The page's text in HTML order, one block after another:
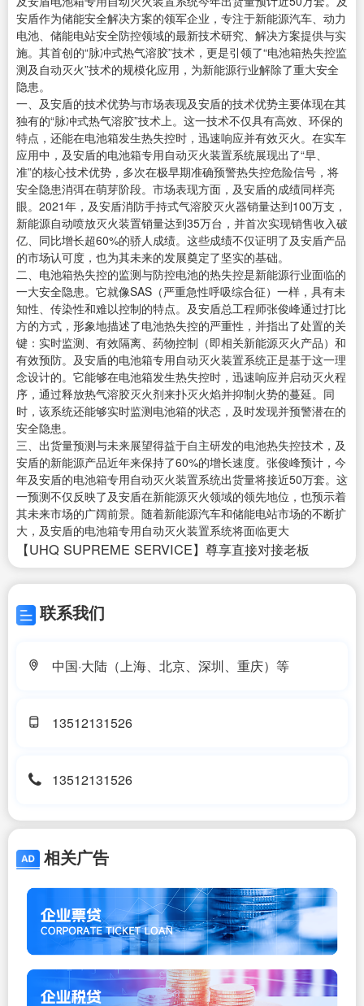
安盾作为储能安全解决方案的领军企业，专注于新能源汽车、动力
电池、储能电站安全防控领域的最新技术研究、解决方案提供与实
施。其首创的“脉冲式热气溶胶”技术，更是引领了“电池箱热失控监
测及自动灭火”技术的规模化应用，为新能源行业解除了重大安全
隐患。
一、及安盾的技术优势与市场表现及安盾的技术优势主要体现在其
独有的“脉冲式热气溶胶”技术上。这一技术不仅具有高效、环保的
特点，还能在电池箱发生热失控时，迅速响应并有效灭火。在实车
应用中，及安盾的电池箱专用自动灭火装置系统展现出了“早、
准”的核心技术优势，多次在极早期准确预警热失控危险信号，将
安全隐患消弭在萌芽阶段。市场表现方面，及安盾的成绩同样亮
眼。2021年，及安盾消防手持式气溶胶灭火器销量达到100万支，
新能源自动喷放灭火装置销量达到35万台，并首次实现销售收入破
亿、同比增长超60%的骄人成绩。这些成绩不仅证明了及安盾产品
的市场认可度，也为其未来的发展奠定了坚实的基础。
二、电池箱热失控的监测与防控电池的热失控是新能源行业面临的
一大安全隐患。它就像SAS（严重急性呼吸综合征）一样，具有未
知性、传染性和难以控制的特点。及安盾总工程师张俊峰通过打比
方的方式，形象地描述了电池热失控的严重性，并指出了处置的关
键：实时监测、有效隔离、药物控制（即相关新能源灭火产品）和
有效预防。及安盾的电池箱专用自动灭火装置系统正是基于这一理
念设计的。它能够在电池箱发生热失控时，迅速响应并启动灭火程
序，通过释放热气溶胶灭火剂来扑灭火焰并抑制火势的蔓延。同
时，该系统还能够实时监测电池箱的状态，及时发现并预警潜在的
安全隐患。
三、出货量预测与未来展望得益于自主研发的电池热失控技术，及
安盾的新能源产品近年来保持了60%的增长速度。张俊峰预计，今
年及安盾的电池箱专用自动灭火装置系统出货量将接近50万套。这
一预测不仅反映了及安盾在新能源灭火领域的领先地位，也预示着
其未来市场的广阔前景。随着新能源汽车和储能电站市场的不断扩
大，及安盾的电池箱专用自动灭火装置系统将面临更大
【UHQ SUPREME SERVICE】尊享直接对接老板
联系我们
中国·大陆（上海、北京、深圳、重庆）等
13512131526
13512131526
相关广告